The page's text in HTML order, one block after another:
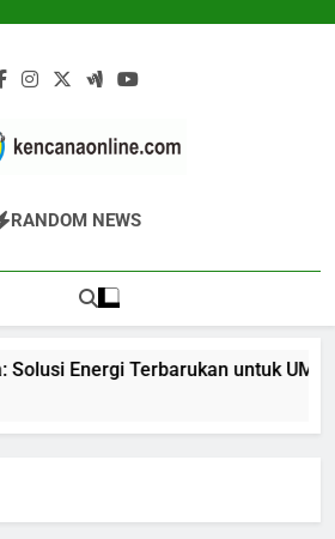
Online
Pengelolaan Sampah Kawasan
Dan Industri
RANDOM NEWS
Energi Terbarukan untuk